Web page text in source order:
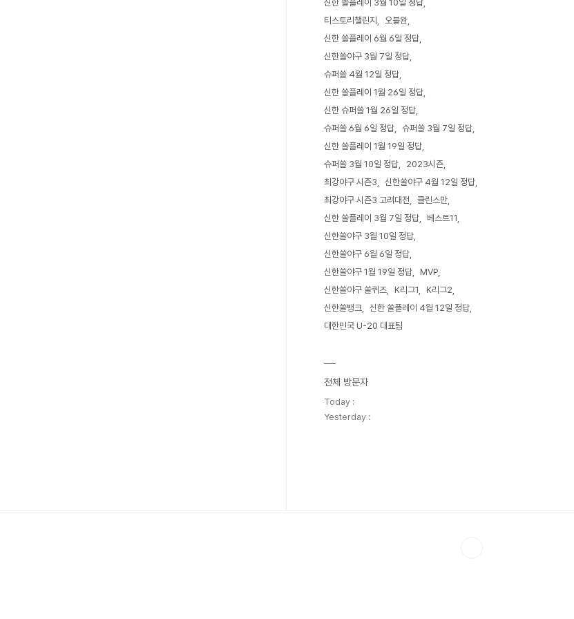
신한 쏠플레이 3월 10일 정답
티스토리챌린지
오블완
신한 쏠플레이 6월 6일 정답
신한쏠야구 3월 7일 정답
슈퍼쏠 4월 12일 정답
신한 쏠플레이 1월 26일 정답
신한 슈퍼쏠 1월 26일 정답
슈퍼쏠 6월 6일 정답
슈퍼쏠 3월 7일 정답
신한 쏠플레이 1월 19일 정답
슈퍼쏠 3월 10일 정답
2023시즌
최강야구 시즌3
신한쏠야구 4월 12일 정답
최강야구 시즌3 고려대전
클린스만
신한 쏠플레이 3월 7일 정답
베스트11
신한쏠야구 3월 10일 정답
신한쏠야구 6월 6일 정답
신한쏠야구 1월 19일 정답
MVP
신한쏠야구 쏠퀴즈
K리그1
K리그2
신한쏠뱅크
신한 쏠플레이 4월 12일 정답
대한민국 U-20 대표팀
전체 방문자
Today :
Yesterday :